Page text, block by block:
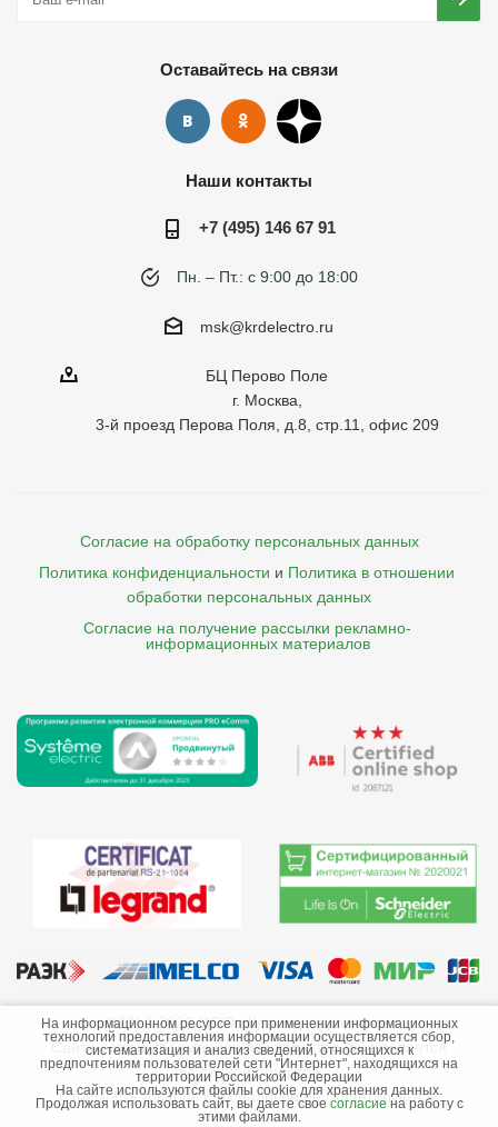
Оставайтесь на связи
Наши контакты
+7 (495) 146 67 91
Пн. – Пт.: с 9:00 до 18:00
msk@krdelectro.ru
БЦ Перово Поле
г. Москва,
3-й проезд Перова Поля, д.8, стр.11, офис 209
Согласие на обработку персональных данных
Политика конфиденциальности и Политика в отношении
обработки персональных данных
Согласие на получение рассылки рекламно-
    информационных материалов
©2013-2026 ООО «Краснодарэлектро»
Сайт носит информационный характер и не является
публичной офертой.
Стоимость товаров и их наличие не гарантируются.
На информационном ресурсе при применении информационных
технологий предоставления информации осуществляется сбор,
систематизация и анализ сведений, относящихся к
предпочтениям пользователей сети "Интернет", находящихся на
территории Российской Федерации
На сайте используются файлы cookie для хранения данных.
Продолжая использовать сайт, вы даете свое согласие на работу с
этими файлами.